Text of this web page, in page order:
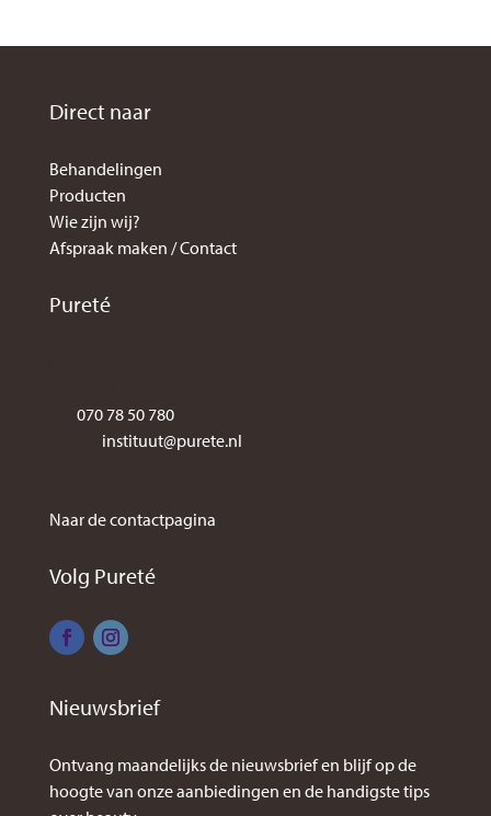
Direct naar
Behandelingen
Producten
Wie zijn wij?
Afspraak maken / Contact
Pureté
070 78 50 780
instituut@purete.nl
Naar de contactpagina
Volg Pureté
Nieuwsbrief
Ontvang maandelijks de nieuwsbrief en blijf op de
hoogte van onze aanbiedingen en de handigste tips